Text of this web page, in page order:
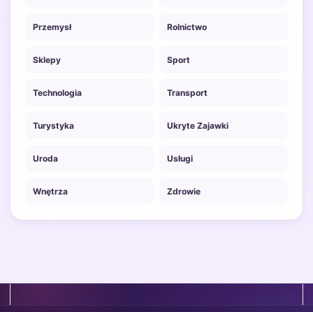
Przemysł Rolnictwo
Sklepy Sport
Technologia Transport
Turystyka Ukryte Zajawki
Uroda Usługi
Wnętrza Zdrowie